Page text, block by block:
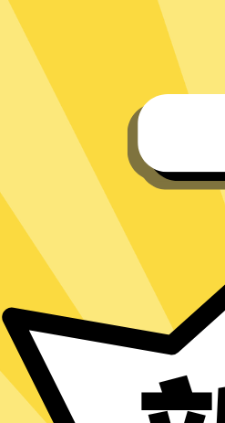
游戏加速器iOS版下载
游戏加速器Windows下载
当前遇到问题，请重新下载App！